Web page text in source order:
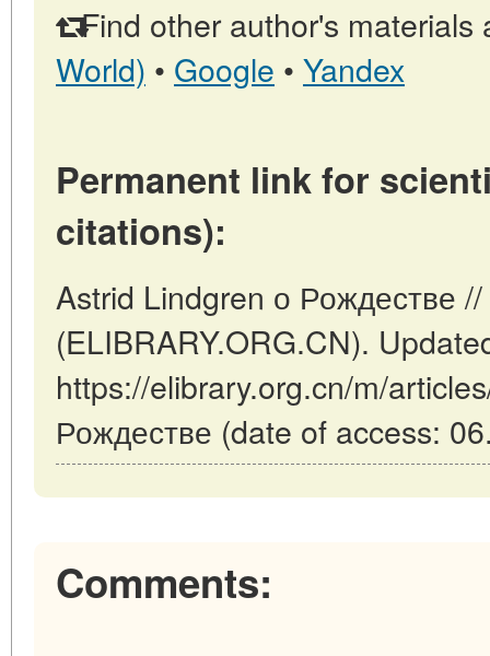
Find other author's materials
World) • Google • Yandex
Permanent link for
citations):
Astrid Lindgren о Рождестве
(ELIBRARY.ORG.CN).
https://elibrary.org.cn/m/
Рождестве (date of access:
Comments: